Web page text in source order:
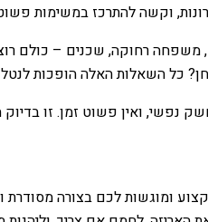
וקשה להתרכז במשימות
רחוקה, שכנים – כולם
כל השאלות האלה הופכות
ואין פשוט זמן. זו בדיוק
ומוגשות לכם בצורה מסודרת